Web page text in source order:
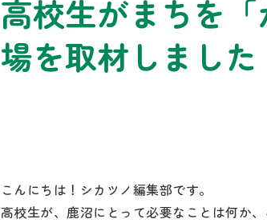
高校生がまちを
場を取材しまし
こんにちは！シカツノ編集部です。
高校生が、鹿沼にとって必要なことは何か